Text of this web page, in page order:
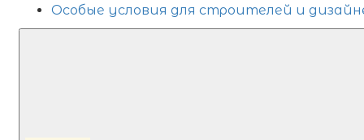
Особые условия для строителей и